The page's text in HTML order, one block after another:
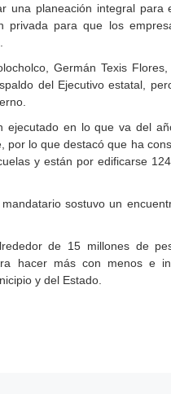
una planeación integral para
privada para que los
Germán Texis
del Ejecutivo estatal,
ejecutado en lo que va del
por lo que destacó que ha
y están por edificarse
sostuvo un
de 15 millones de
hacer más con menos e
y del Estado.